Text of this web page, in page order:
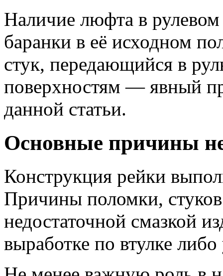
Наличие люфта в
баранки в её исходном
стук, передающийся в
поверхностям — явный
данной статьи.
Основные причины
Конструкция рейки
Причины поломки,
недостаточной смазкой
выработке по втулке